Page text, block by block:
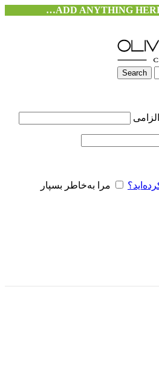
ADD ANYTHING
Search
الزامی
مرا به‌خاطر بسپار